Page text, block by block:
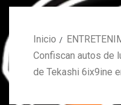
Inicio
Confiscan autos de
de Tekashi 6ix9ine